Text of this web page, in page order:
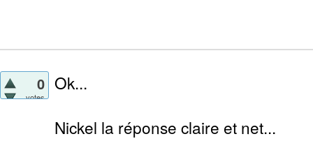
0
votes
Ok...
Nickel la réponse claire et net...